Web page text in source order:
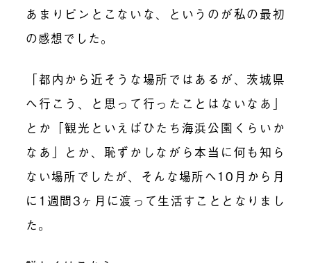
あまりピンとこないな、というのが私の最初
の感想でした。
「都内から近そうな場所ではあるが、茨城県
へ行こう、と思って行ったことはないなあ」
とか「観光といえばひたち海浜公園くらいか
なあ」とか、恥ずかしながら本当に何も知ら
ない場所でしたが、そんな場所へ10月から月
に1週間3ヶ月に渡って生活すこととなりまし
た。